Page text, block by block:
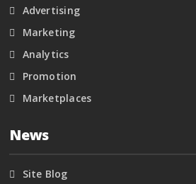
Advertising
Marketing
Analytics
Promotion
Marketplaces
News
Site Blog